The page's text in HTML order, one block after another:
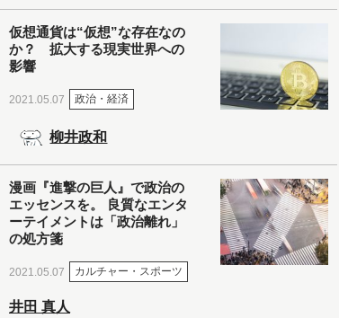
仮想通貨は“仮想”な存在なの
か？ 拡大する現実世界への
影響
2021.05.07 政治・経済
柳井政和
漫画『進撃の巨人』で政治の
エッセンスを。 良質なエンタ
ーテイメントは「政治離れ」
の処方箋
2021.05.07 カルチャー・スポーツ
井田 真人